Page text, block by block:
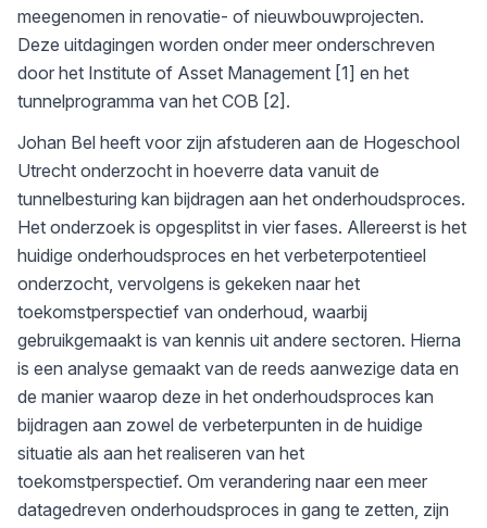
meegenomen in renovatie- of nieuwbouwprojecten.
Deze uitdagingen worden onder meer onderschreven
door het Institute of Asset Management [1] en het
tunnelprogramma van het COB [2].
Johan Bel heeft voor zijn afstuderen aan de Hogeschool
Utrecht onderzocht in hoeverre data vanuit de
tunnelbesturing kan bijdragen aan het onderhoudsproces.
Het onderzoek is opgesplitst in vier fases. Allereerst is het
huidige onderhoudsproces en het verbeterpotentieel
onderzocht, vervolgens is gekeken naar het
toekomstperspectief van onderhoud, waarbij
gebruikgemaakt is van kennis uit andere sectoren. Hierna
is een analyse gemaakt van de reeds aanwezige data en
de manier waarop deze in het onderhoudsproces kan
bijdragen aan zowel de verbeterpunten in de huidige
situatie als aan het realiseren van het
toekomstperspectief. Om verandering naar een meer
datagedreven onderhoudsproces in gang te zetten, zijn